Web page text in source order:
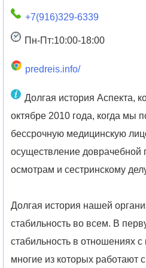
+7(916)329-6339
Пн-Пт:10:00-18:00
predreis.info/
Долгая история Аспекта,
октябре 2010 года, когда мы
бессрочную медицинскую
осуществление
осмотрам и сестринскому
Долгая история нашей
стабильность во всем. В
стабильность в отношениях
многие из которых работают